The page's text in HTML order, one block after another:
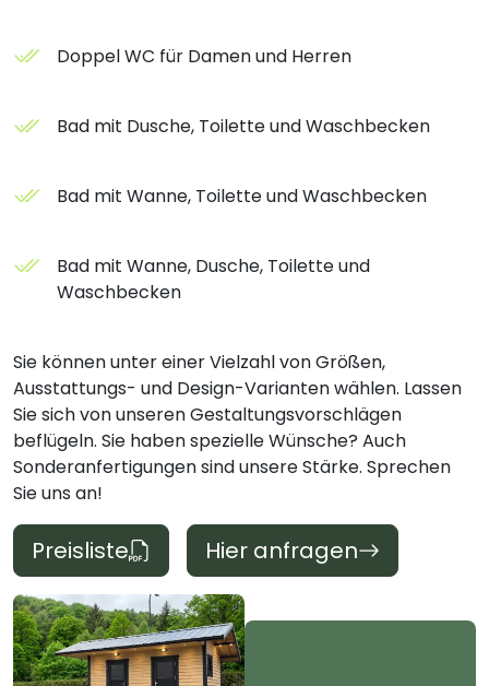
Doppel WC für Damen und Herren
Bad mit Dusche, Toilette und Waschbecken
Bad mit Wanne, Toilette und Waschbecken
Bad mit Wanne, Dusche, Toilette und
Waschbecken
Sie können unter einer Vielzahl von Größen,
Ausstattungs- und Design-Varianten wählen. Lassen
Sie sich von unseren Gestaltungsvorschlägen
beflügeln. Sie haben spezielle Wünsche? Auch
Sonderanfertigungen sind unsere Stärke. Sprechen
Sie uns an!
Preisliste Hier anfragen